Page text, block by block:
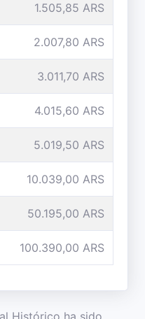
1.505,85 ARS
2.007,80 ARS
3.011,70 ARS
4.015,60 ARS
5.019,50 ARS
10.039,00 ARS
50.195,00 ARS
100.390,00 ARS
Histórico ha sido